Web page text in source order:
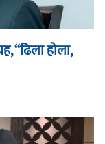
“ढिला होला,